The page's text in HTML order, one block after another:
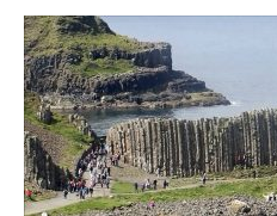
Irlanda
Blog dedicado a los que viven,
Irlanda!